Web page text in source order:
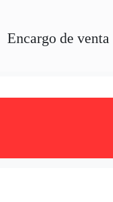
Encargo de venta